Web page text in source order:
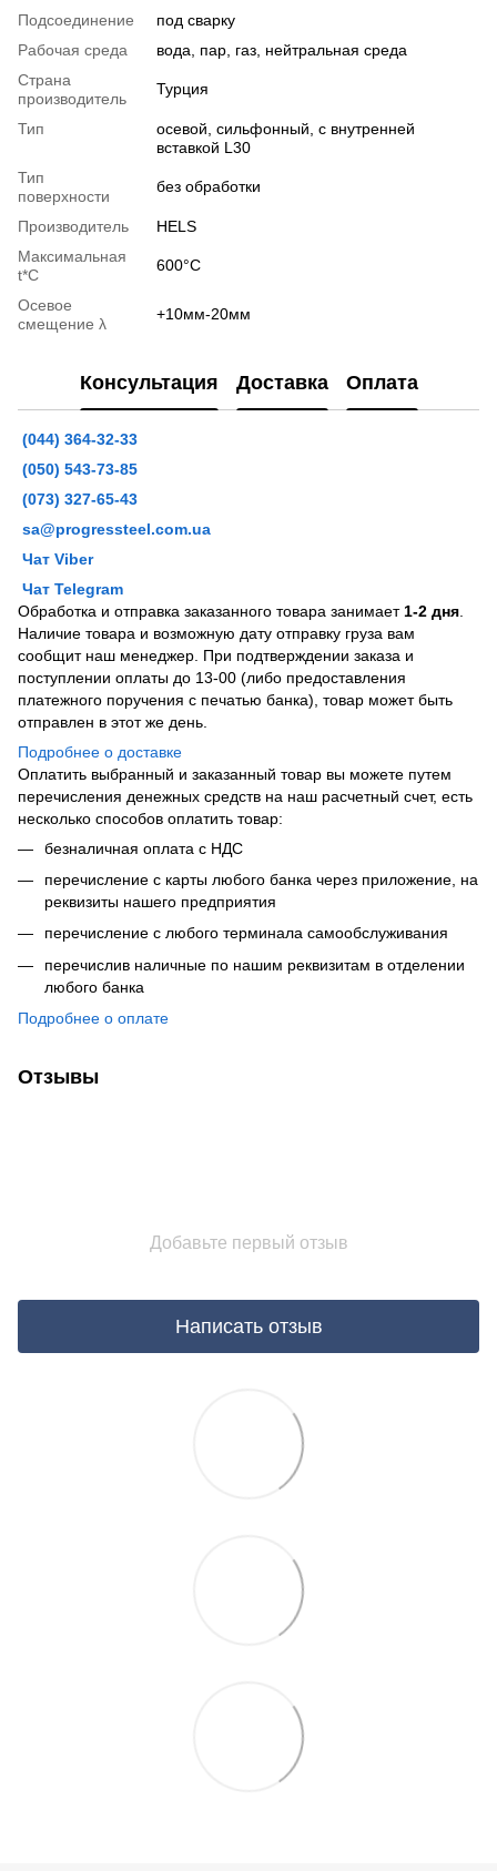
Подсоединение
под сварку
Рабочая среда
вода, пар, газ, нейтральная среда
Страна
производитель
Турция
Тип
осевой, сильфонный, с внутренней
вставкой L30
Тип
поверхности
без обработки
Производитель
HELS
Максимальная
t*C
600°С
Осевое
смещение λ
+10мм-20мм
Консультация Доставка Оплата
(044) 364-32-33
(050) 543-73-85
(073) 327-65-43
sa@progressteel.com.ua
Чат Viber
Чат Telegram
Обработка и отправка заказанного товара занимает 1-2 дня
Наличие товара и возможную дату отправку груза вам
сообщит наш менеджер. При подтверждении заказа и
поступлении оплаты до 13-00 (либо предоставления
платежного поручения с печатью банка), товар может быть
отправлен в этот же день.
Подробнее о доставке
Оплатить выбранный и заказанный товар вы можете путем
перечисления денежных средств на наш расчетный счет, есть
несколько способов оплатить товар:
безналичная оплата с НДС
перечисление с карты любого банка через приложение, на
реквизиты нашего предприятия
перечисление с любого терминала самообслуживания
перечислив наличные по нашим реквизитам в отделении
любого банка
Подробнее о оплате
Отзывы
Добавьте первый отзыв
Написать отзыв